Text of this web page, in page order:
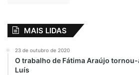
MAIS LIDAS
23 de outubro de 2020
O trabalho de Fátima Araújo tornou-
Luís